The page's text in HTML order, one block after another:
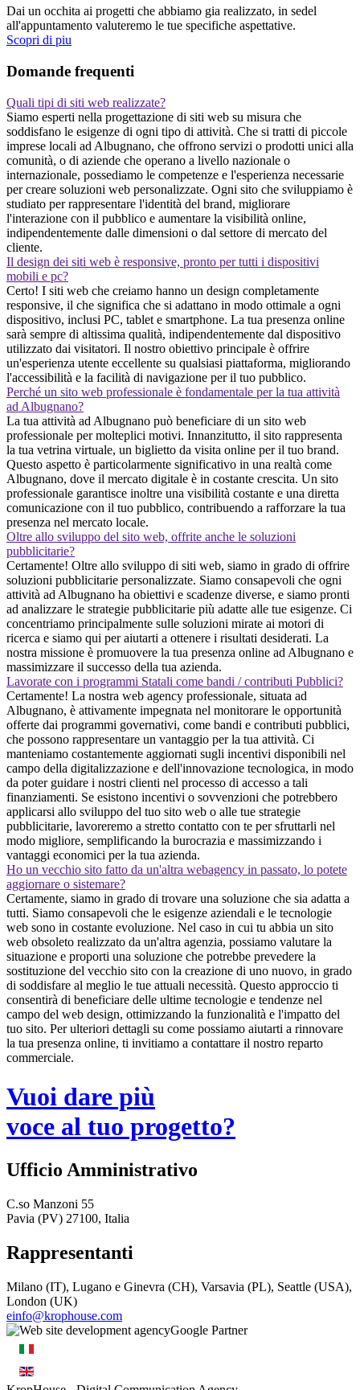
Dai un occhita ai progetti che abbiamo gia realizzato, in sedel
all'appuntamento valuteremo le tue specifiche aspettative.
Scopri di piu
Domande frequenti
Quali tipi di siti web realizzate?
Siamo esperti nella progettazione di siti web su misura che
soddisfano le esigenze di ogni tipo di attività. Che si tratti di piccole
imprese locali ad Albugnano, che offrono servizi o prodotti unici alla
comunità, o di aziende che operano a livello nazionale o
internazionale, possediamo le competenze e l'esperienza necessarie
per creare soluzioni web personalizzate. Ogni sito che sviluppiamo è
studiato per rappresentare l'identità del brand, migliorare
l'interazione con il pubblico e aumentare la visibilità online,
indipendentemente dalle dimensioni o dal settore di mercato del
cliente.
Il design dei siti web è responsive, pronto per tutti i dispositivi
mobili e pc?
Certo! I siti web che creiamo hanno un design completamente
responsive, il che significa che si adattano in modo ottimale a ogni
dispositivo, inclusi PC, tablet e smartphone. La tua presenza online
sarà sempre di altissima qualità, indipendentemente dal dispositivo
utilizzato dai visitatori. Il nostro obiettivo principale è offrire
un'esperienza utente eccellente su qualsiasi piattaforma, migliorando
l'accessibilità e la facilità di navigazione per il tuo pubblico.
Perché un sito web professionale è fondamentale per la tua attività
ad Albugnano?
La tua attività ad Albugnano può beneficiare di un sito web
professionale per molteplici motivi. Innanzitutto, il sito rappresenta
la tua vetrina virtuale, un biglietto da visita online per il tuo brand.
Questo aspetto è particolarmente significativo in una realtà come
Albugnano, dove il mercato digitale è in costante crescita. Un sito
professionale garantisce inoltre una visibilità costante e una diretta
comunicazione con il tuo pubblico, contribuendo a rafforzare la tua
presenza nel mercato locale.
Oltre allo sviluppo del sito web, offrite anche le soluzioni
pubblicitarie?
Certamente! Oltre allo sviluppo di siti web, siamo in grado di offrire
soluzioni pubblicitarie personalizzate. Siamo consapevoli che ogni
attività ad Albugnano ha obiettivi e scadenze diverse, e siamo pronti
ad analizzare le strategie pubblicitarie più adatte alle tue esigenze. Ci
concentriamo principalmente sulle soluzioni mirate ai motori di
ricerca e siamo qui per aiutarti a ottenere i risultati desiderati. La
nostra missione è promuovere la tua presenza online ad Albugnano e
massimizzare il successo della tua azienda.
Lavorate con i programmi Statali come bandi / contributi Pubblici?
Certamente! La nostra web agency professionale, situata ad
Albugnano, è attivamente impegnata nel monitorare le opportunità
offerte dai programmi governativi, come bandi e contributi pubblici,
che possono rappresentare un vantaggio per la tua attività. Ci
manteniamo costantemente aggiornati sugli incentivi disponibili nel
campo della digitalizzazione e dell'innovazione tecnologica, in modo
da poter guidare i nostri clienti nel processo di accesso a tali
finanziamenti. Se esistono incentivi o sovvenzioni che potrebbero
applicarsi allo sviluppo del tuo sito web o alle tue strategie
pubblicitarie, lavoreremo a stretto contatto con te per sfruttarli nel
modo migliore, semplificando la burocrazia e massimizzando i
vantaggi economici per la tua azienda.
Ho un vecchio sito fatto da un'altra webagency in passato, lo potete
aggiornare o sistemare?
Certamente, siamo in grado di trovare una soluzione che sia adatta a
tutti. Siamo consapevoli che le esigenze aziendali e le tecnologie
web sono in costante evoluzione. Nel caso in cui tu abbia un sito
web obsoleto realizzato da un'altra agenzia, possiamo valutare la
situazione e proporti una soluzione che potrebbe prevedere la
sostituzione del vecchio sito con la creazione di uno nuovo, in grado
di soddisfare al meglio le tue attuali necessità. Questo approccio ti
consentirà di beneficiare delle ultime tecnologie e tendenze nel
campo del web design, ottimizzando la funzionalità e l'impatto del
tuo sito. Per ulteriori dettagli su come possiamo aiutarti a rinnovare
la tua presenza online, ti invitiamo a contattare il nostro reparto
commerciale.
Vuoi dare più
voce al tuo progetto?
Ufficio Amministrativo
C.so Manzoni 55
Pavia (PV) 27100, Italia
Rappresentanti
Milano (IT), Lugano e Ginevra (CH), Varsavia (PL), Seattle (USA),
London (UK)
einfo@krophouse.com